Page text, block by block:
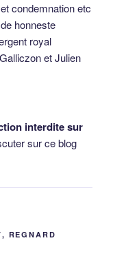
condemnation etc
honneste
royal
et Julien
interdite sur
sur ce blog
, REGNARD